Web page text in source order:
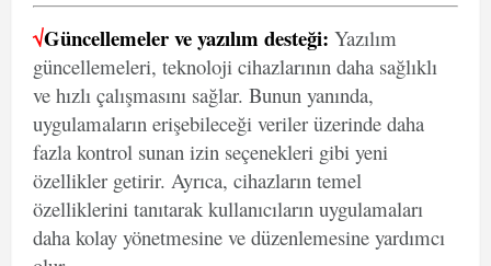
√Güncellemeler ve yazılım desteği: Yazılım
güncellemeleri, teknoloji cihazlarının daha sağlıklı
ve hızlı çalışmasını sağlar. Bunun yanında,
uygulamaların erişebileceği veriler üzerinde daha
fazla kontrol sunan izin seçenekleri gibi yeni
özellikler getirir. Ayrıca, cihazların temel
özelliklerini tanıtarak kullanıcıların uygulamaları
daha kolay yönetmesine ve düzenlemesine yardımcı